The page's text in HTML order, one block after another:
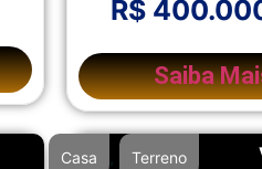
R$
Saiba
Casa , Terreno